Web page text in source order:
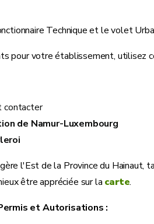
Technique et le volet
pour votre établissement, utilisez
contacter
de Namur-Luxembourg
gère l'Est de la Province du Hainaut,
être appréciée sur la carte.
et Autorisations :